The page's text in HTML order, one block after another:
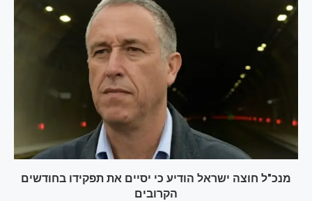
מנכ"ל חוצה ישראל הודיע כי יסיים את תפקידו בחודשים
הקרובים